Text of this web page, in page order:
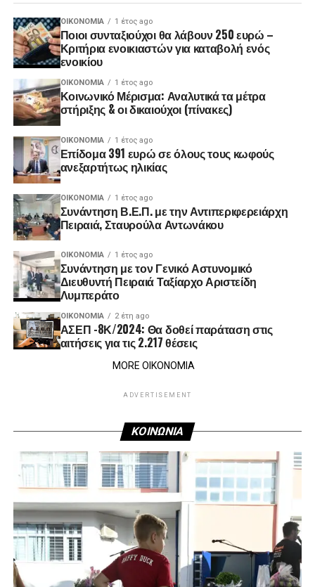
ΟΙΚΟΝΟΜΊΑ 1 έτος ago
Ποιοι συνταξιούχοι θα λάβουν 250 ευρώ –
Κριτήρια ενοικιαστών για καταβολή ενός
ενοικίου
ΟΙΚΟΝΟΜΊΑ 1 έτος ago
Κοινωνικό Μέρισμα: Αναλυτικά τα μέτρα
στήριξης & οι δικαιούχοι (πίνακες)
ΟΙΚΟΝΟΜΊΑ 1 έτος ago
Επίδομα 391 ευρώ σε όλους τους κωφούς
ανεξαρτήτως ηλικίας
ΟΙΚΟΝΟΜΊΑ 1 έτος ago
Συνάντηση Β.Ε.Π. με την Αντιπεριφερειάρχη
Πειραιά, Σταυρούλα Αντωνάκου
ΟΙΚΟΝΟΜΊΑ 1 έτος ago
Συνάντηση με τον Γενικό Αστυνομικό
Διευθυντή Πειραιά Ταξίαρχο Αριστείδη
Λυμπεράτο
ΟΙΚΟΝΟΜΊΑ 2 έτη ago
ΑΣΕΠ -8Κ/2024: Θα δοθεί παράταση στις
αιτήσεις για τις 2.217 θέσεις
MORE ΟΙΚΟΝΟΜΙΑ
ADVERTISEMENT
ΚΟΙΝΩΝΙΑ